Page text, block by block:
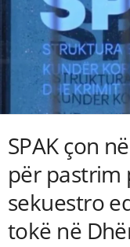
SPAK çon
për pastrim
sekuestro
tokë në